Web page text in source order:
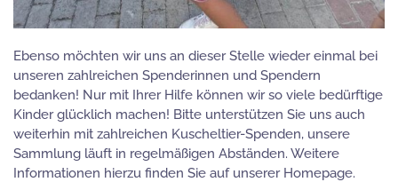
Ebenso möchten wir uns an dieser Stelle wieder einmal bei
unseren zahlreichen Spenderinnen und Spendern
bedanken! Nur mit Ihrer Hilfe können wir so viele bedürftige
Kinder glücklich machen! Bitte unterstützen Sie uns auch
weiterhin mit zahlreichen Kuscheltier-Spenden, unsere
Sammlung läuft in regelmäßigen Abständen. Weitere
Informationen hierzu finden Sie auf unserer Homepage.